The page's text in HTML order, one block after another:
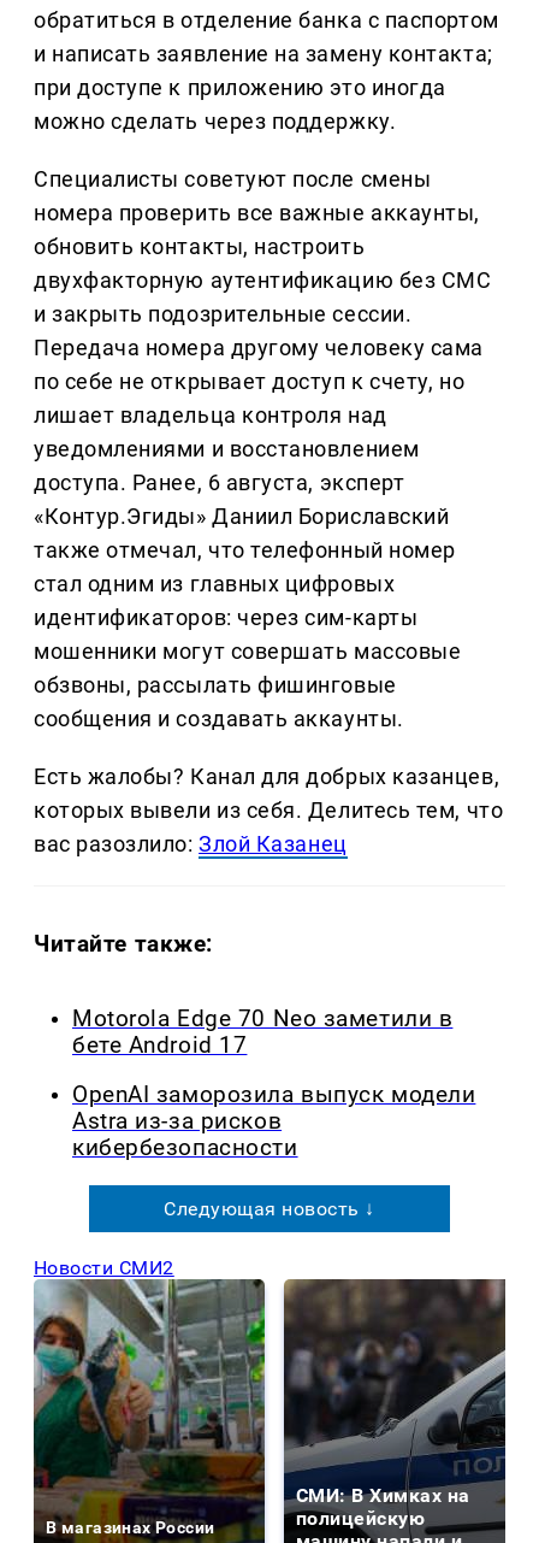
обратиться в отделение банка с паспортом
и написать заявление на замену контакта;
при доступе к приложению это иногда
можно сделать через поддержку.
Специалисты советуют после смены
номера проверить все важные аккаунты,
обновить контакты, настроить
двухфакторную аутентификацию без СМС
и закрыть подозрительные сессии.
Передача номера другому человеку сама
по себе не открывает доступ к счету, но
лишает владельца контроля над
уведомлениями и восстановлением
доступа. Ранее, 6 августа, эксперт
«Контур.Эгиды» Даниил Бориславский
также отмечал, что телефонный номер
стал одним из главных цифровых
идентификаторов: через сим-карты
мошенники могут совершать массовые
обзвоны, рассылать фишинговые
сообщения и создавать аккаунты.
Есть жалобы? Канал для добрых казанцев,
которых вывели из себя. Делитеcь тем, что
вас разозлило:Злой Казанец
Читайте также:
Motorola Edge 70 Neo заметили в
бете Android 17
OpenAI заморозила выпуск модели
Astra из-за рисков
кибербезопасности
Следующая новость ↓
Новости СМИ2
В магазинах России
СМИ: В Химках на
полицейскую